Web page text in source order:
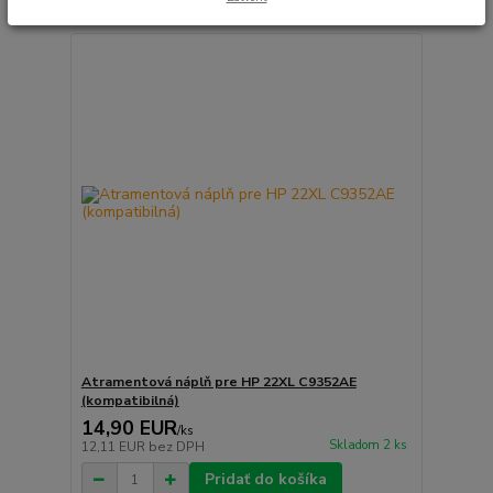
Atramentová náplň pre HP 22XL C9352AE
(kompatibilná)
14,90 EUR/ks
12,11 EUR bez DPH Skladom 2 ks
Pridať do košíka